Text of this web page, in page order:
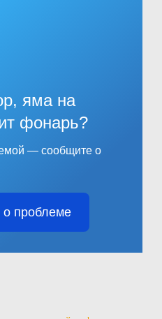
яма на
фонарь?
— сообщите о
проблеме